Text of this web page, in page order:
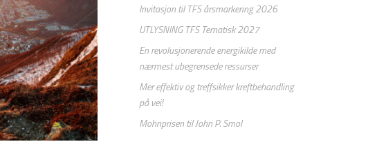
Invitasjon til TFS årsmarkering 2026
UTLYSNING TFS Tematisk 2027
En revolusjonerende energikilde med
nærmest ubegrensede ressurser
Mer effektiv og treffsikker kreftbehandling
på vei!
Mohnprisen til John P. Smol